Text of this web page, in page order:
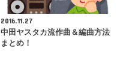
2016.11.27
中田ヤスタカ流作曲＆編曲方法
まとめ！